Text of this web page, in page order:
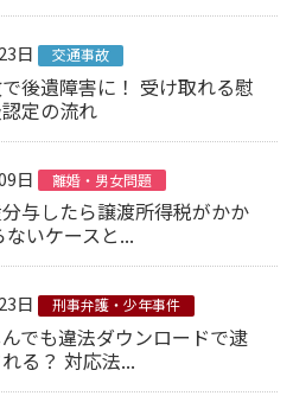
日 交通事故
後遺障害に！ 受け取れる慰
定の流れ
日 離婚・男女問題
与したら譲渡所得税がかか
ないケースと...
日 刑事弁護・少年事件
でも違法ダウンロードで逮
る？ 対応法...